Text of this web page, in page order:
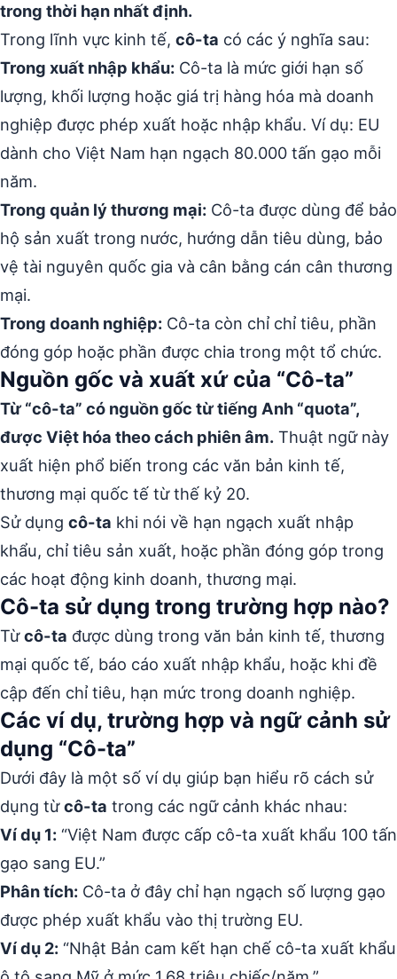
trong thời hạn nhất định.
Trong lĩnh vực kinh tế, cô-ta có các ý nghĩa sau:
Trong xuất nhập khẩu: Cô-ta là mức giới hạn số
lượng, khối lượng hoặc giá trị hàng hóa mà doanh
nghiệp được phép xuất hoặc nhập khẩu. Ví dụ: EU
dành cho Việt Nam hạn ngạch 80.000 tấn gạo mỗi
năm.
Trong quản lý thương mại: Cô-ta được dùng để bảo
hộ sản xuất trong nước, hướng dẫn tiêu dùng, bảo
vệ tài nguyên quốc gia và cân bằng cán cân thương
mại.
Trong doanh nghiệp: Cô-ta còn chỉ chỉ tiêu, phần
đóng góp hoặc phần được chia trong một tổ chức.
Nguồn gốc và xuất xứ của “Cô-ta”
Từ “cô-ta” có nguồn gốc từ tiếng Anh “quota”,
được Việt hóa theo cách phiên âm. Thuật ngữ này
xuất hiện phổ biến trong các văn bản kinh tế,
thương mại quốc tế từ thế kỷ 20.
Sử dụng cô-ta khi nói về hạn ngạch xuất nhập
khẩu, chỉ tiêu sản xuất, hoặc phần đóng góp trong
các hoạt động kinh doanh, thương mại.
Cô-ta sử dụng trong trường hợp nào?
Từcô-ta được dùng trong văn bản kinh tế, thương
mại quốc tế, báo cáo xuất nhập khẩu, hoặc khi đề
cập đến chỉ tiêu, hạn mức trong doanh nghiệp.
Các ví dụ, trường hợp và ngữ cảnh sử
dụng “Cô-ta”
Dưới đây là một số ví dụ giúp bạn hiểu rõ cách sử
dụng từcô-ta trong các ngữ cảnh khác nhau:
Ví dụ 1: “Việt Nam được cấp cô-ta xuất khẩu 100 tấn
gạo sang EU.”
Phân tích: Cô-ta ở đây chỉ hạn ngạch số lượng gạo
được phép xuất khẩu vào thị trường EU.
Ví dụ 2: “Nhật Bản cam kết hạn chế cô-ta xuất khẩu